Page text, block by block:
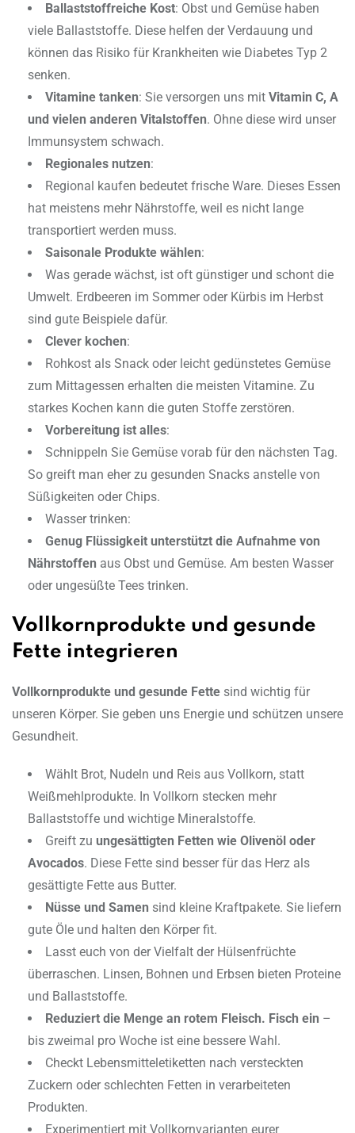
Ballaststoffreiche Kost: Obst und Gemüse haben
viele Ballaststoffe. Diese helfen der Verdauung und
können das Risiko für Krankheiten wie Diabetes Typ 2
senken.
Vitamine tanken: Sie versorgen uns mit Vitamin C, A
und vielen anderen Vitalstoffen. Ohne diese wird unser
Immunsystem schwach.
Regionales nutzen:
Regional kaufen bedeutet frische Ware. Dieses Essen
hat meistens mehr Nährstoffe, weil es nicht lange
transportiert werden muss.
Saisonale Produkte wählen:
Was gerade wächst, ist oft günstiger und schont die
Umwelt. Erdbeeren im Sommer oder Kürbis im Herbst
sind gute Beispiele dafür.
Clever kochen:
Rohkost als Snack oder leicht gedünstetes Gemüse
zum Mittagessen erhalten die meisten Vitamine. Zu
starkes Kochen kann die guten Stoffe zerstören.
Vorbereitung ist alles:
Schnippeln Sie Gemüse vorab für den nächsten Tag.
So greift man eher zu gesunden Snacks anstelle von
Süßigkeiten oder Chips.
Wasser trinken:
Genug Flüssigkeit unterstützt die Aufnahme von
Nährstoffen aus Obst und Gemüse. Am besten Wasser
oder ungesüßte Tees trinken.
Vollkornprodukte und gesunde
Fette integrieren
Vollkornprodukte und gesunde Fette sind wichtig für
unseren Körper. Sie geben uns Energie und schützen unsere
Gesundheit.
Wählt Brot, Nudeln und Reis aus Vollkorn, statt
Weißmehlprodukte. In Vollkorn stecken mehr
Ballaststoffe und wichtige Mineralstoffe.
Greift zu ungesättigten Fetten wie Olivenöl oder
Avocados. Diese Fette sind besser für das Herz als
gesättigte Fette aus Butter.
Nüsse und Samen sind kleine Kraftpakete. Sie liefern
gute Öle und halten den Körper fit.
Lasst euch von der Vielfalt der Hülsenfrüchte
überraschen. Linsen, Bohnen und Erbsen bieten Proteine
und Ballaststoffe.
Reduziert die Menge an rotem Fleisch. Fisch ein –
bis zweimal pro Woche ist eine bessere Wahl.
Checkt Lebensmitteletiketten nach versteckten
Zuckern oder schlechten Fetten in verarbeiteten
Produkten.
Experimentiert mit Vollkornvarianten eurer